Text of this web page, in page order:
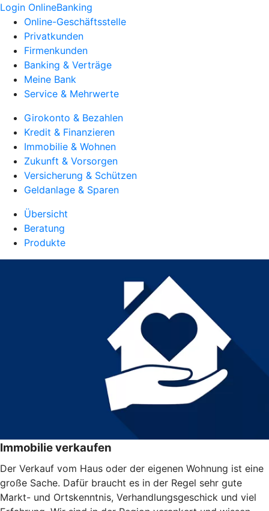
Login OnlineBanking
Online-Geschäftsstelle
Privatkunden
Firmenkunden
Banking & Verträge
Meine Bank
Service & Mehrwerte
Girokonto & Bezahlen
Kredit & Finanzieren
Immobilie & Wohnen
Zukunft & Vorsorgen
Versicherung & Schützen
Geldanlage & Sparen
Übersicht
Beratung
Produkte
Immobilie verkaufen
Der Verkauf vom Haus oder der eigenen Wohnung ist eine
große Sache. Dafür braucht es in der Regel sehr gute
Markt- und Ortskenntnis, Verhandlungsgeschick und viel